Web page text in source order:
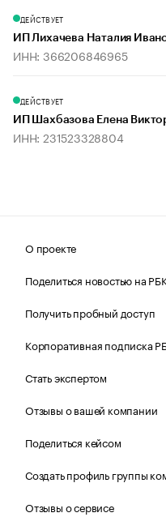
ДЕЙСТВУЕТ
ИП Лихачева Наталия
ИНН: 366206846965
ДЕЙСТВУЕТ
ИП Шахбазова Елена
ИНН: 231523328804
О проекте
Поделиться новостью на
Получить пробный доступ
Корпоративная подписка
Стать экспертом
Отзывы о вашей компании
Поделиться кейсом
Создать профиль группы
Отзывы о сервисе